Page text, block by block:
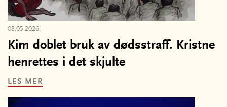
08.05.2026
Kim doblet bruk av dødsstraff. Kristne
henrettes i det skjulte
LES MER